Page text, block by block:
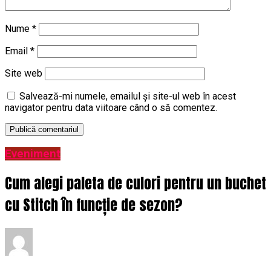
Nume *
Email *
Site web
Salvează-mi numele, emailul și site-ul web în acest
navigator pentru data viitoare când o să comentez.
Eveniment
Cum alegi paleta de culori pentru un buchet
cu Stitch în funcție de sezon?